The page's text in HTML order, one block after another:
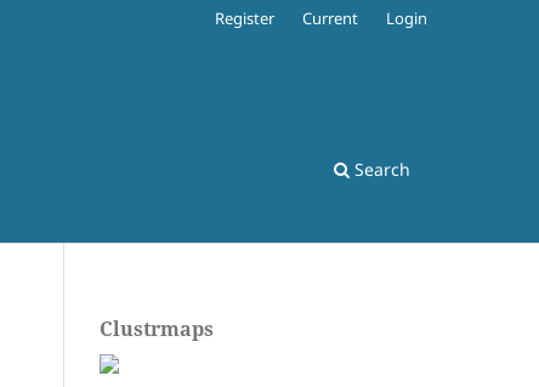
Search
Register Current Login
Clustrmaps